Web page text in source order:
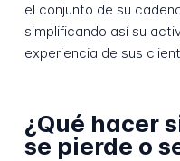
el conjunto de su
simplificando así su
experiencia de sus
¿Qué hacer
se pierde o